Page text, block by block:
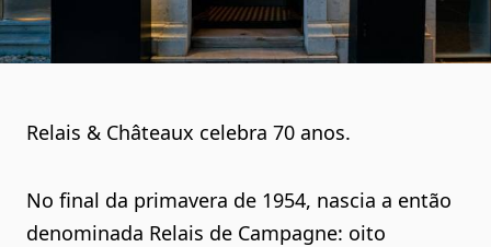
Relais & Châteaux celebra 70 anos.
No final da primavera de 1954, nascia a então
denominada Relais de Campagne: oito